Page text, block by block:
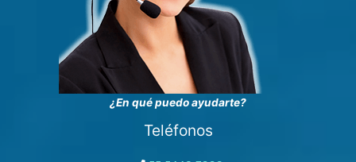
¿En qué puedo ayudarte?
Teléfonos